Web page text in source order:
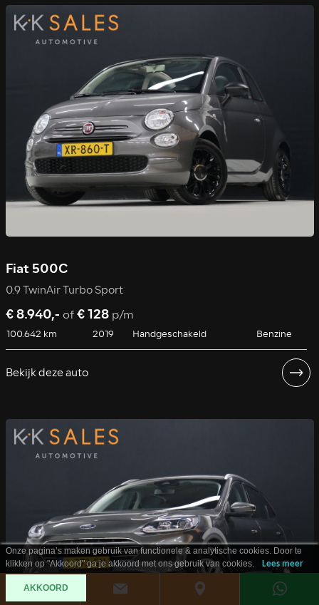
Fiat 500C
0.9 TwinAir Turbo Sport
€ 8.940,- of€ 128 p/m
100.642 km 2019 Handgeschakeld Benzine
Bekijk deze auto
Onze pagina’s maken gebruik van functionele & analytische cookies. Door te
klikken op "Akkoord" ga je akkoord met ons gebruik van cookies.
Lees meer
AKKOORD